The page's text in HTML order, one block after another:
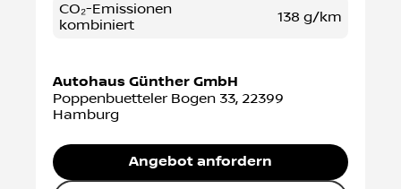
CO₂-Emissionen
kombiniert
138 g/km
Autohaus Günther GmbH
Poppenbuetteler Bogen 33, 22399
Hamburg
Angebot anfordern